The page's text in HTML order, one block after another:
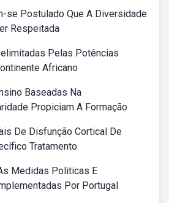
se Postulado Que A Diversidade
Respeitada
Pelas Potências
Africano
Baseadas Na
Propiciam A Formação
De Disfunção Cortical De
Tratamento
Medidas Politicas E
Por Portugal